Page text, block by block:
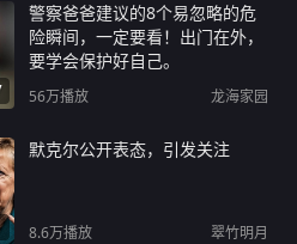
警察爸爸建议的8个易忽略的危
险瞬间，一定要看！出门在外，
要学会保护好自己。
56万播放 龙海家园
默克尔公开表态，引发关注
8.6万播放 翠竹明月